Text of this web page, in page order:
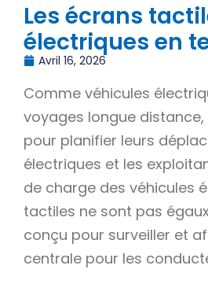
Les écrans
électriques en
Avril 16, 2026
Comme véhicules
voyages longue
pour planifier leurs
électriques et les
de charge des véhicules
tactiles ne sont pas
conçu pour surveiller et
centrale pour les